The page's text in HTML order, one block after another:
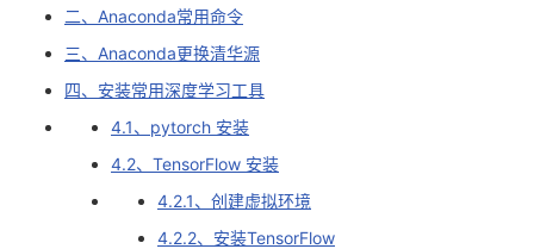
我
二、Anaconda常用命令
三、Anaconda更换清华源
四、安装常用深度学习工具
4.1、pytorch 安装
4.2、TensorFlow 安装
4.2.1、创建虚拟环境
4.2.2、安装TensorFlow